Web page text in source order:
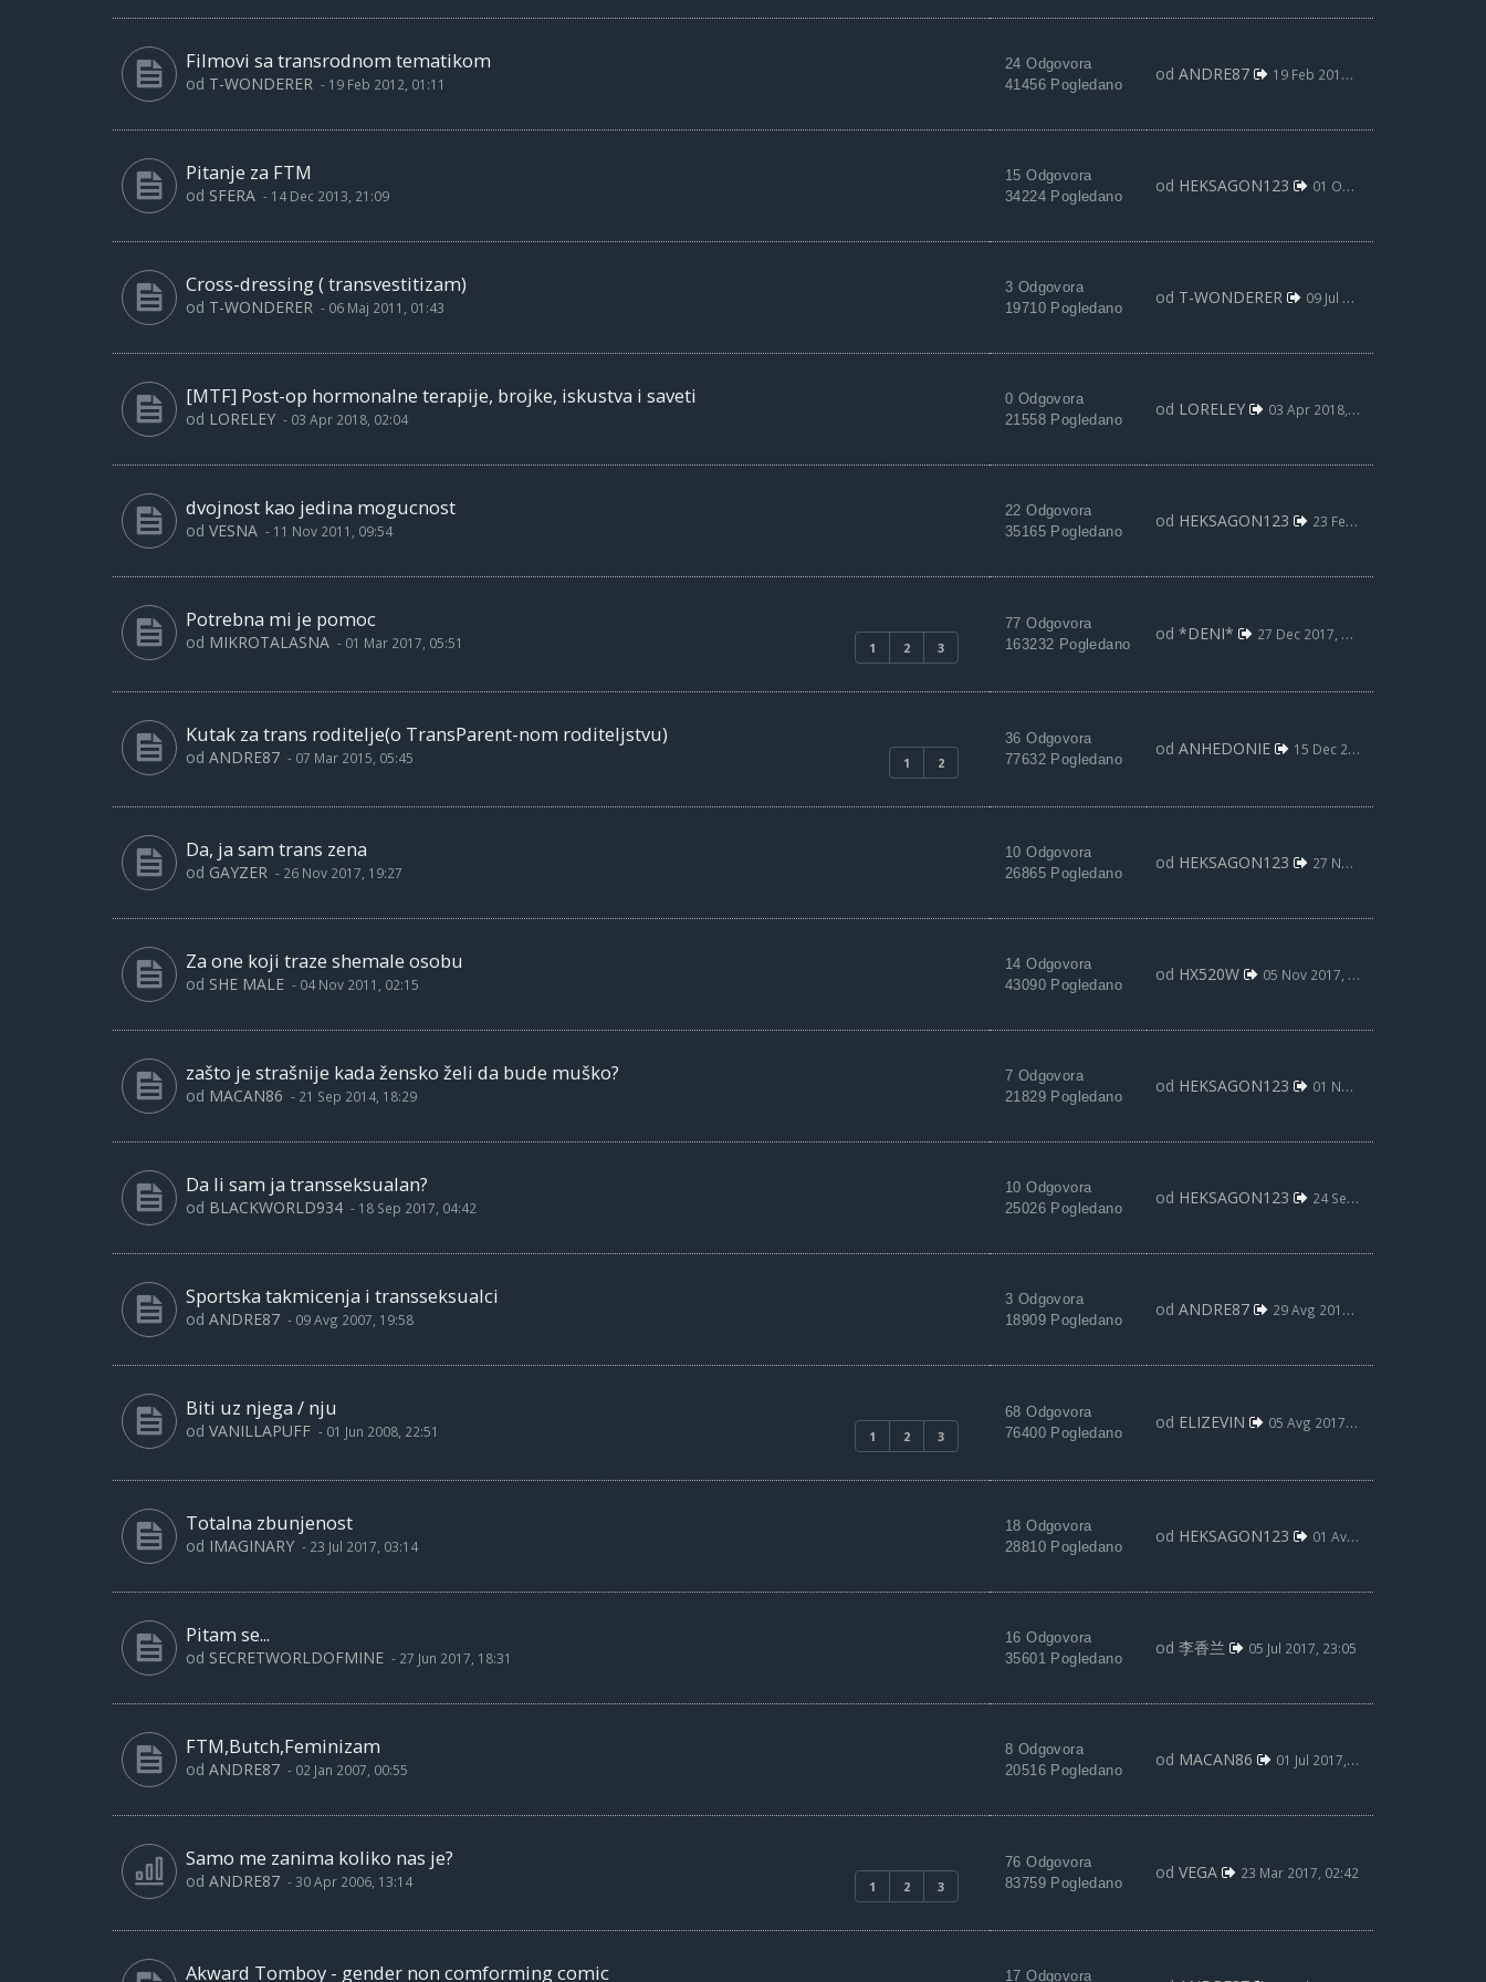
Filmovi sa transrodnom tematikom
od T-WONDERER - 19 Feb 2012, 01:11
24 Odgovora
41456 Pogledano
od ANDRE87 19 Feb 2019, 15:27
Pitanje za FTM
od SFERA - 14 Dec 2013, 21:09
15 Odgovora
34224 Pogledano
od HEKSAGON123 01 Okt 2018, 13:10
Cross-dressing ( transvestitizam)
od T-WONDERER - 06 Maj 2011, 01:43
3 Odgovora
19710 Pogledano
od T-WONDERER 09 Jul 2018, 23:22
[MTF] Post-op hormonalne terapije, brojke, iskustva i saveti
od LORELEY - 03 Apr 2018, 02:04
0 Odgovora
21558 Pogledano
od LORELEY 03 Apr 2018, 02:04
dvojnost kao jedina mogucnost
od VESNA - 11 Nov 2011, 09:54
22 Odgovora
35165 Pogledano
od HEKSAGON123 23 Feb 2018, 23:48
Potrebna mi je pomoc
1 2 3
od MIKROTALASNA - 01 Mar 2017, 05:51
77 Odgovora
163232 Pogledano
od *DENI* 27 Dec 2017, 05:17
Kutak za trans roditelje(o TransParent-nom roditeljstvu)
1 2
od ANDRE87 - 07 Mar 2015, 05:45
36 Odgovora
77632 Pogledano
od ANHEDONIE 15 Dec 2017, 09:35
Da, ja sam trans zena
od GAYZER - 26 Nov 2017, 19:27
10 Odgovora
26865 Pogledano
od HEKSAGON123 27 Nov 2017, 21:09
Za one koji traze shemale osobu
od SHE MALE - 04 Nov 2011, 02:15
14 Odgovora
43090 Pogledano
od HX520W 05 Nov 2017, 19:50
zašto je strašnije kada žensko želi da bude muško?
od MACAN86 - 21 Sep 2014, 18:29
7 Odgovora
21829 Pogledano
od HEKSAGON123 01 Nov 2017, 02:27
Da li sam ja transseksualan?
od BLACKWORLD934 - 18 Sep 2017, 04:42
10 Odgovora
25026 Pogledano
od HEKSAGON123 24 Sep 2017, 03:52
Sportska takmicenja i transseksualci
od ANDRE87 - 09 Avg 2007, 19:58
3 Odgovora
18909 Pogledano
od ANDRE87 29 Avg 2017, 18:56
Biti uz njega / nju
1 2 3
od VANILLAPUFF - 01 Jun 2008, 22:51
68 Odgovora
76400 Pogledano
od ELIZEVIN 05 Avg 2017, 17:51
Totalna zbunjenost
od IMAGINARY - 23 Jul 2017, 03:14
18 Odgovora
28810 Pogledano
od HEKSAGON123 01 Avg 2017, 14:06
Pitam se...
od SECRETWORLDOFMINE - 27 Jun 2017, 18:31
16 Odgovora
35601 Pogledano
od 李香兰 05 Jul 2017, 23:05
FTM,Butch,Feminizam
od ANDRE87 - 02 Jan 2007, 00:55
8 Odgovora
20516 Pogledano
od MACAN86 01 Jul 2017, 01:07
Samo me zanima koliko nas je?
1 2 3
od ANDRE87 - 30 Apr 2006, 13:14
76 Odgovora
83759 Pogledano
od VEGA 23 Mar 2017, 02:42
Akward Tomboy - gender non comforming comic 17 Odgovora